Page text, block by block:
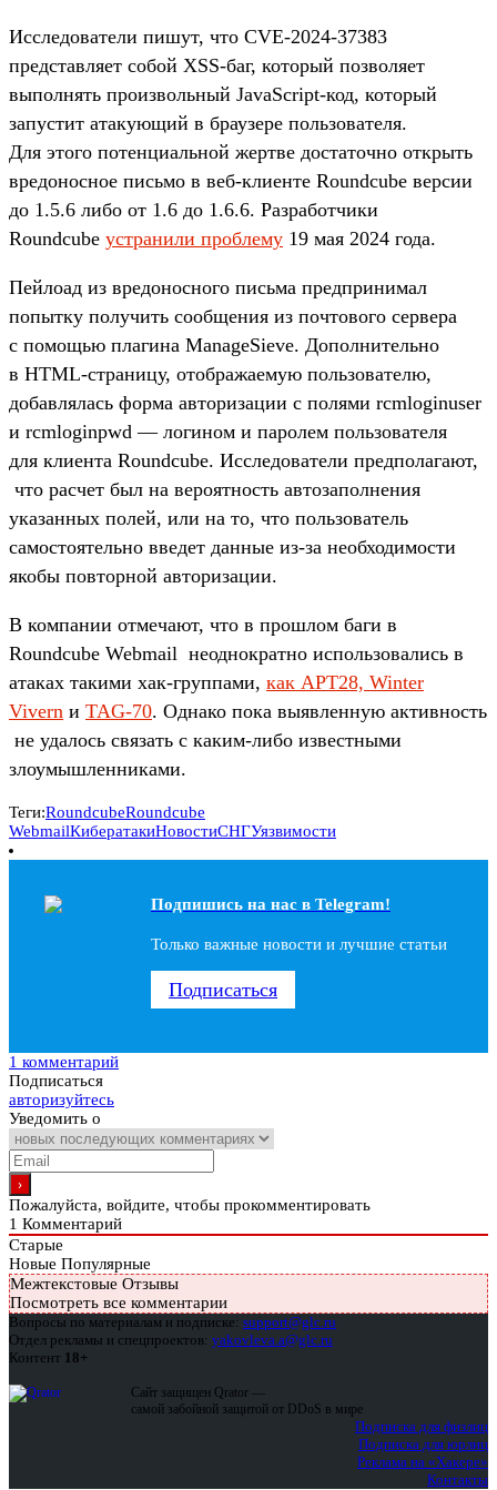
Исследователи пишут, что CVE-2024-37383
представляет собой XSS-баг, который позволяет
выполнять произвольный JavaScript-код, который
запустит атакующий в браузере пользователя.
Для этого потенциальной жертве достаточно открыть
вредоносное письмо в веб-клиенте Roundcube версии
до 1.5.6 либо от 1.6 до 1.6.6. Разработчики
Roundcube устранили проблему 19 мая 2024 года.
Пейлоад из вредоносного письма предпринимал
попытку получить сообщения из почтового сервера
с помощью плагина ManageSieve. Дополнительно
в HTML-страницу, отображаемую пользователю,
добавлялась форма авторизации с полями rcmloginuser
и rcmloginpwd — логином и паролем пользователя
для клиента Roundcube. Исследователи предполагают,
что расчет был на вероятность автозаполнения
указанных полей, или на то, что пользователь
самостоятельно введет данные из-за необходимости
якобы повторной авторизации.
В компании отмечают, что в прошлом баги в
Roundcube Webmail неоднократно использовались в
атаках такими хак-группами, как APT28, Winter
Vivern и TAG-70. Однако пока выявленную активность
не удалось связать с каким-либо известными
злоумышленниками.
Теги:RoundcubeRoundcube
WebmailКибератакиНовостиСНГУязвимости
Подпишись на наc в Telegram!
Только важные новости и лучшие статьи
Подписаться
1 комментарий
Подписаться
авторизуйтесь
Уведомить о
Пожалуйста, войдите, чтобы прокомментировать
1 Комментарий
Старые
Новые Популярные
Межтекстовые Отзывы
Посмотреть все комментарии
Вопросы по материалам и подписке: support@glc.ru
Отдел рекламы и спецпроектов: yakovleva.a@glc.ru
Контент 18+
Сайт защищен Qrator —
самой забойной защитой от DDoS в мире
Подписка для физлиц
Подписка для юрлиц
Реклама на «Хакере»
Контакты